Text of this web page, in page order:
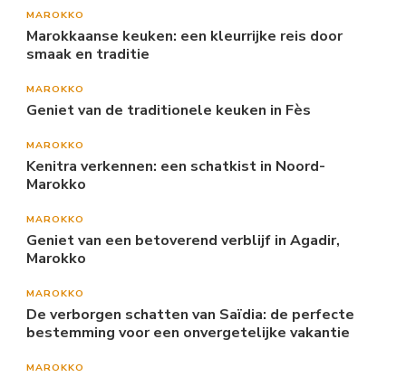
MAROKKO
Marokkaanse keuken: een kleurrijke reis door
smaak en traditie
MAROKKO
Geniet van de traditionele keuken in Fès
MAROKKO
Kenitra verkennen: een schatkist in Noord-
Marokko
MAROKKO
Geniet van een betoverend verblijf in Agadir,
Marokko
MAROKKO
De verborgen schatten van Saïdia: de perfecte
bestemming voor een onvergetelijke vakantie
MAROKKO